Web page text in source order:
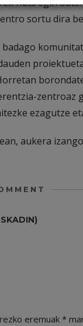
sortu dira
zentroaz
ezagutze
aukera
eremuak *